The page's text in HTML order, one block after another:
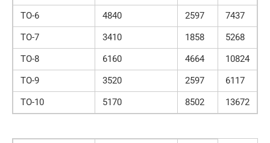
ТО-6
4840 2597
7437
ТО-7
3410 1858
5268
ТО-8
6160 4664
10824
ТО-9
3520 2597
6117
ТО-10
5170 8502 13672